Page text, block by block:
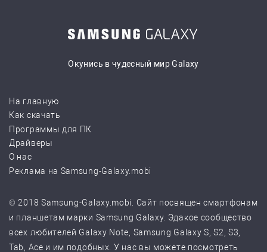
Окунись в чудесный мир Galaxy
На главную
Как скачать
Программы для ПК
Драйверы
О нас
Реклама на Samsung-Galaxy.mobi
© 2018 Samsung-Galaxy.mobi. Сайт посвящен смартфонам
и планшетам марки Samsung Galaxy. Эдакое сообщество
всех любителей Galaxy Note, Samsung Galaxy S, S2, S3,
Tab, Ace и им подобных. У нас вы можете посмотреть